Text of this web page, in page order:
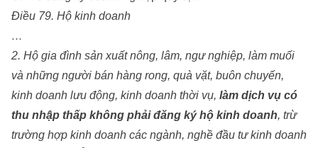
Điều 79. Hộ kinh doanh
…
2. Hộ gia đình sản xuất nông, lâm, ngư nghiệp, làm muối
và những người bán hàng rong, quà vặt, buôn chuyến,
kinh doanh lưu động, kinh doanh thời vụ, làm dịch vụ có
thu nhập thấp không phải đăng ký hộ kinh doanh, trừ
trường hợp kinh doanh các ngành, nghề đầu tư kinh doanh